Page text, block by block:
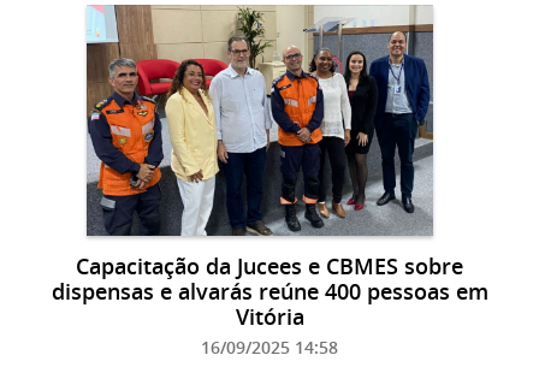
Capacitação da Jucees e CBMES sobre
dispensas e alvarás reúne 400 pessoas em
Vitória
16/09/2025 14:58